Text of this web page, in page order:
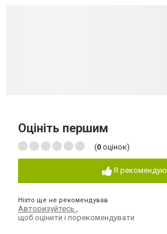
Оцініть першим
(0 оцінок)
Я рекомендую
Ніхто ще не рекомендував
Авторизуйтесь
щоб оцінити і порекомендувати